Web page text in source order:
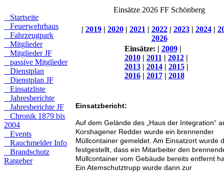
Startseite
Feuerwehrhaus
Fahrzeugpark
Mitglieder
Mitglieder JF
passive Mitglieder
Dienstplan
Dienstplan JF
Einsatzliste
Jahresberichte
Jahresberichte JF
Chronik 1879 bis
2004
Events
Rauchmelder Info
Brandschutz
Ratgeber
Einsätze 2026 FF Schönberg
| 2019| 2020| 2021 | 2022| 2023| 2024|
2026
Einsätze: | 2009|
2010| 2011 | 2012|
2013| 2014| 2015|
2016| 2017| 2018
Einsatzbericht:
Auf dem Gelände des „Haus der Integration“
Korshagener Redder wurde ein brennender
Müllcontainer gemeldet. Am Einsatzort wurde
festgestellt, dass ein Mitarbeiter den
Müllcontainer vom Gebäude bereits entfernt
Ein Atemschutztrupp wurde dann zur